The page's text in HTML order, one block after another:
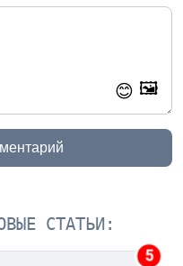
😊 🖼️
СТАТЬИ:
5